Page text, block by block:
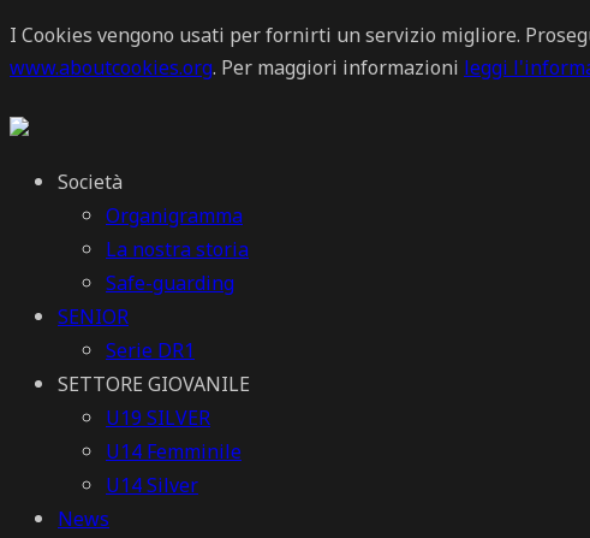
I Cookies vengono usati per fornirti un servizio migliore.
www.aboutcookies.org. Per maggiori informazioni leggi
Società
Organigramma
La nostra storia
Safe-guarding
SENIOR
Serie DR1
SETTORE GIOVANILE
U19 SILVER
U14 Femminile
U14 Silver
News